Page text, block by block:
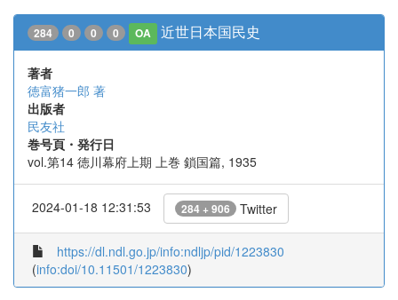
284 0 0 0 OA 近世日本国民史
著者
徳富猪一郎 著
出版者
民友社
巻号頁・発行日
vol.第14 徳川幕府上期 上巻 鎖国篇, 1935
2024-01-18 12:31:53 284 + 906 Twitter
https://dl.ndl.go.jp/info:ndljp/pid/1223830
(info:doi/10.11501/1223830)